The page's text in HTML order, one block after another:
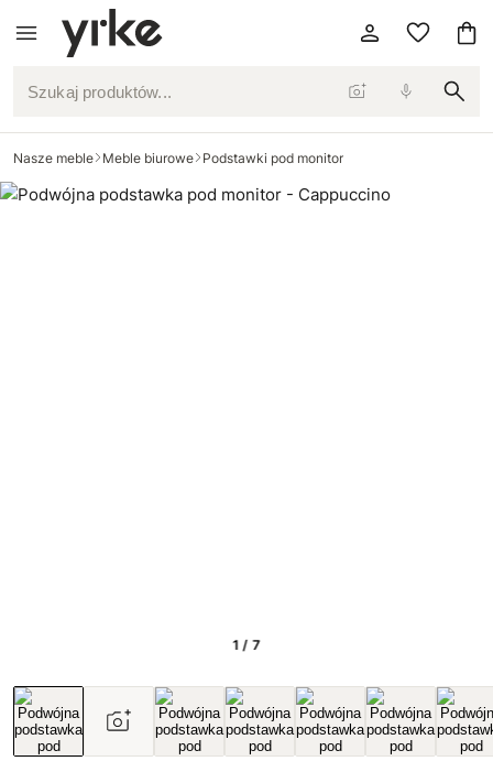
Szukaj produktów...
Nasze meble Meble biurowe Podstawki pod monitor
1 / 7